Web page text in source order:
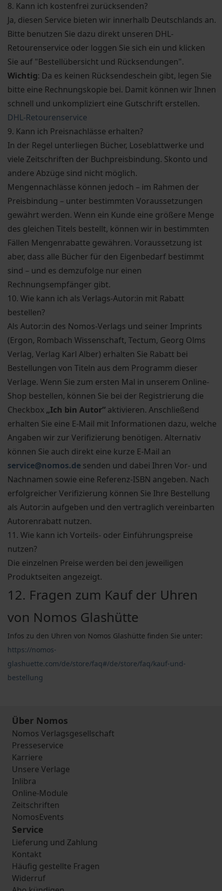
8. Kann ich kostenfrei zurücksenden?
Ja, diesen Service bieten wir innerhalb Deutschlands an.
Bitte benutzen Sie dazu direkt unseren DHL-
Retourenservice oder loggen Sie sich ein und klicken
Sie auf "Bestellübersicht und Rücksendungen".
Wichtig: Da es keinen Rücksendeschein gibt, legen Sie
bitte eine Rechnungskopie bei. Damit können wir Ihnen
schnell und unkompliziert eine Gutschrift erstellen.
DHL-Retourenservice
9. Kann ich Preisnachlässe erhalten?
In der Regel unterliegen Bücher, Loseblattwerke und
viele Zeitschriften der Buchpreisbindung. Skonto und
andere Abzüge sind nicht möglich.
Mengennachlässe können jedoch – im Rahmen der
Preisbindung – unter bestimmten Voraussetzungen
gewährt werden. Wenn ein Kunde eine größere Menge
des gleichen Titels bestellt, können wir in bestimmten
Fällen Mengenrabatte gewähren. Voraussetzung ist
aber, dass alle Bücher für den Eigenbedarf bestimmt
sind – und es demzufolge nur einen
Rechnungsempfänger gibt.
10. Wie kann ich als Verlags-Autor:in mit Rabatt
bestellen?
Als Autor:in des Nomos-Verlags und seiner Imprints
(Ergon, Rombach Wissenschaft, Tectum, Georg Olms
Verlag, Verlag Karl Alber) erhalten Sie Rabatt bei
Bestellungen von Titeln aus dem Programm dieser
Verlage. Wenn Sie zum ersten Mal in unserem Online-
Shop bestellen, können Sie bei der Registrierung die
Checkbox „Ich bin Autor“ aktivieren. Anschließend
erhalten Sie eine E-Mail mit Informationen dazu, welche
Angaben wir zur Verifizierung benötigen. Alternativ
können Sie auch direkt eine kurze E-Mail an
service@nomos.de senden und dabei Ihren Vor- und
Nachnamen sowie eine Referenz-ISBN angeben. Nach
erfolgreicher Verifizierung können Sie Ihre Bestellung
als Autor:in aufgeben und den vertraglich vereinbarten
Autorenrabatt nutzen.
11. Wie kann ich Vorteils- oder Einführungspreise
nutzen?
Die einzelnen Preise werden bei den jeweiligen
Produktseiten angezeigt.
12. Fragen zum Kauf der Uhren
von Nomos Glashütte
Infos zu den Uhren von Nomos Glashütte finden Sie unter:
https://nomos-
glashuette.com/de/store/faq#/de/store/faq/kauf-und-
bestellung
Über Nomos
Nomos Verlagsgesellschaft
Presseservice
Karriere
Unsere Verlage
Inlibra
Online-Module
Zeitschriften
NomosEvents
Service
Lieferung und Zahlung
Kontakt
Häufig gestellte Fragen
Widerruf